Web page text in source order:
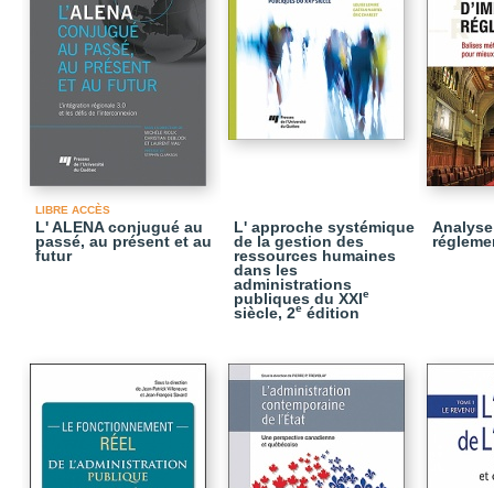
LIBRE ACCÈS
L' ALENA conjugué au
passé, au présent et au
futur
L' approche systémique
de la gestion des
ressources humaines
dans les
administrations
publiques du XXIe
siècle, 2e édition